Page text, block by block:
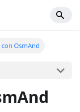
OsmAnd